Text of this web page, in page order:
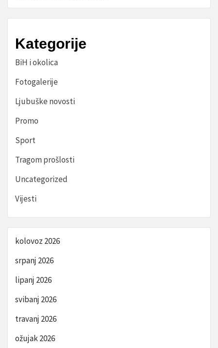
Kategorije
BiH i okolica
Fotogalerije
Ljubuške novosti
Promo
Sport
Tragom prošlosti
Uncategorized
Vijesti
kolovoz 2026
srpanj 2026
lipanj 2026
svibanj 2026
travanj 2026
ožujak 2026